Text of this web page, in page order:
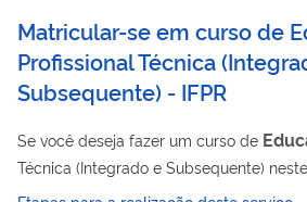
Matricular-se em curso de
Profissional Técnica
Subsequente) - IFPR
Se você deseja fazer um curso de
Técnica (Integrado e Subsequente)
concorrer a uma vaga por meio deste